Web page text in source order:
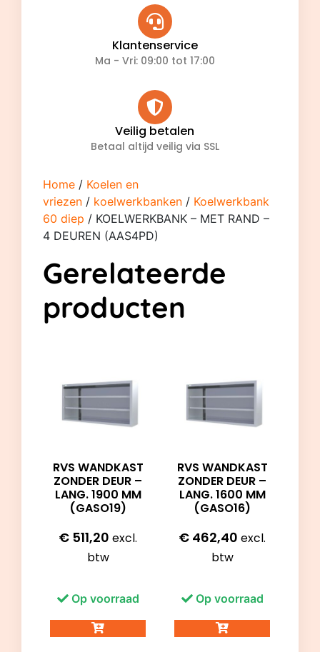
Klantenservice
Ma - Vri: 09:00 tot 17:00
Veilig betalen
Betaal altijd veilig via SSL
Home / Koelen en
vriezen / koelwerkbanken / Koelwerkbank
60 diep / KOELWERKBANK – MET RAND –
4 DEUREN (AAS4PD)
Gerelateerde
producten
RVS WANDKAST
ZONDER DEUR –
LANG. 1900 MM
(GASO19)
€ 511,20 excl.
btw
Op voorraad
RVS WANDKAST
ZONDER DEUR –
LANG. 1600 MM
(GASO16)
€ 462,40 excl.
btw
Op voorraad